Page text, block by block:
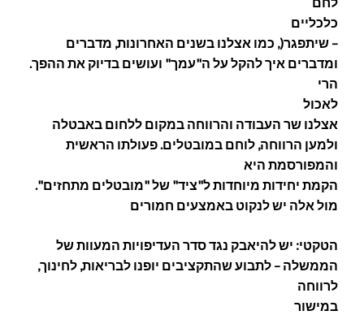
כלכליים
– שיתפגר(, כמו אצלנו בשנים האחרונות, מדברים
ומדברים איך להקל על ה"עמך" ועושים בדיוק את ההפך.
הרי
לאכול
אצלנו שר העבודה והרווחה במקום ללחום באבטלה
ולמען הרווחה, לוחם במובטלים. פעולתו הראשית
והמפורסמת היא
הקמת יחידות מיוחדות ל"ציד" של "מובטלים מתחזים".
מול אלה יש לנקוט באמצעים חמורים
הטקטי: יש להיאבק נגד סדר העדיפויות המעוות של
הממשלה – לתבוע שהתקציבים יופנו לבריאות, לחינוך,
לרווחה
במישור